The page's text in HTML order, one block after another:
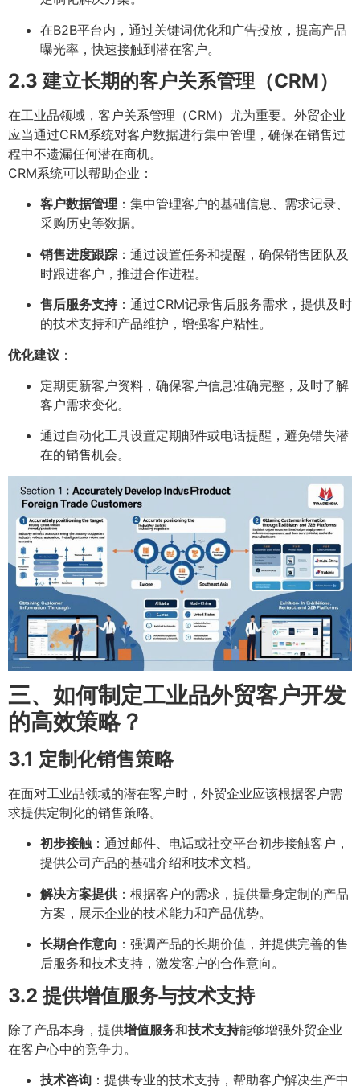
在B2B平台内，通过关键词优化和广告投放，提高产品
曝光率，快速接触到潜在客户。
2.3 建立长期的客户关系管理（CRM）
在工业品领域，客户关系管理（CRM）尤为重要。外贸企业
应当通过CRM系统对客户数据进行集中管理，确保在销售过
程中不遗漏任何潜在商机。
CRM系统可以帮助企业：
客户数据管理 ：集中管理客户的基础信息、需求记录、
采购历史等数据。
销售进度跟踪 ：通过设置任务和提醒，确保销售团队及
时跟进客户，推进合作进程。
售后服务支持：通过CRM记录售后服务需求，提供及时
的技术支持和产品维护，增强客户粘性。
优化建议 ：
定期更新客户资料，确保客户信息准确完整，及时了解
客户需求变化。
通过自动化工具设置定期邮件或电话提醒，避免错失潜
在的销售机会。
三、如何制定工业品外贸客户开发
的高效策略？
3.1 定制化销售策略
在面对工业品领域的潜在客户时，外贸企业应该根据客户需
求提供定制化的销售策略。
初步接触 ：通过邮件、电话或社交平台初步接触客户，
提供公司产品的基础介绍和技术文档。
解决方案提供 ：根据客户的需求，提供量身定制的产品
方案，展示企业的技术能力和产品优势。
长期合作意向 ：强调产品的长期价值，并提供完善的售
后服务和技术支持，激发客户的合作意向。
3.2 提供增值服务与技术支持
除了产品本身，提供增值服务和技术支持能够增强外贸企业
在客户心中的竞争力。
技术咨询 ：提供专业的技术支持，帮助客户解决生产中